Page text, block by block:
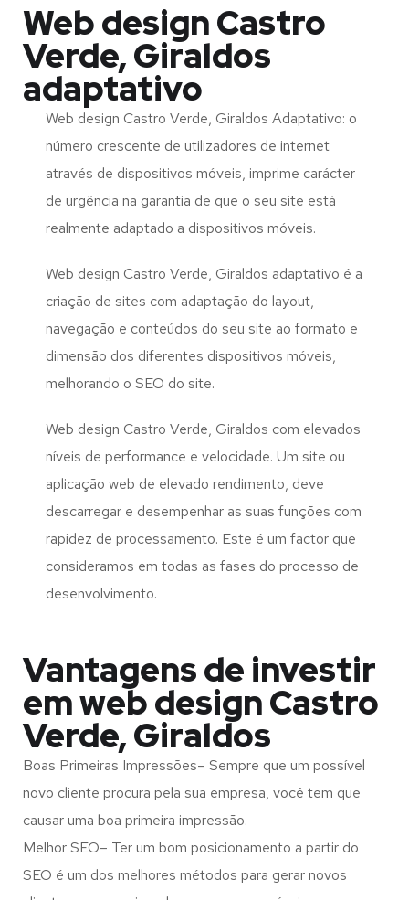
Web design Castro
Verde, Giraldos
adaptativo
Web design Castro Verde, Giraldos Adaptativo: o
número crescente de utilizadores de internet
através de dispositivos móveis, imprime carácter
de urgência na garantia de que o seu site está
realmente adaptado a dispositivos móveis.
Web design Castro Verde, Giraldos adaptativo é a
criação de sites com adaptação do layout,
navegação e conteúdos do seu site ao formato e
dimensão dos diferentes dispositivos móveis,
melhorando o SEO do site.
Web design Castro Verde, Giraldos com elevados
níveis de performance e velocidade. Um site ou
aplicação web de elevado rendimento, deve
descarregar e desempenhar as suas funções com
rapidez de processamento. Este é um factor que
consideramos em todas as fases do processo de
desenvolvimento.
Vantagens de investir
em web design Castro
Verde, Giraldos
Boas Primeiras Impressões– Sempre que um possível
novo cliente procura pela sua empresa, você tem que
causar uma boa primeira impressão.
Melhor SEO– Ter um bom posicionamento a partir do
SEO é um dos melhores métodos para gerar novos